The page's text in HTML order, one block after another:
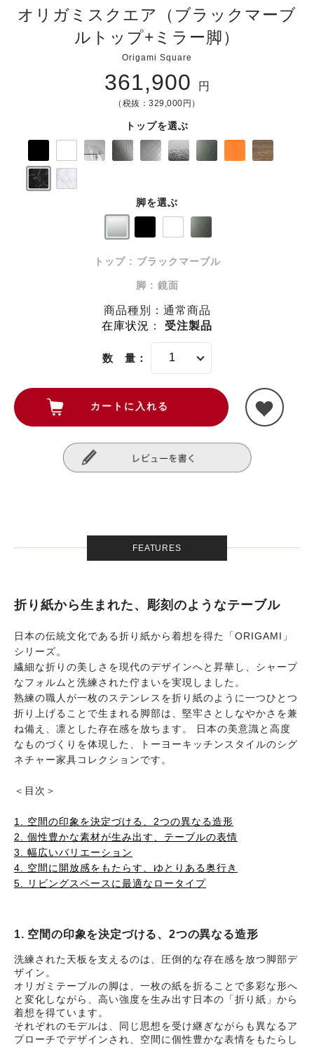
オリガミスクエア（ブラックマーブ
ルトップ+ミラー脚）
Origami Square
361,900 円
（税抜：329,000円）
トップを選ぶ
脚を選ぶ
トップ : ブラックマーブル
脚 : 鏡面
商品種別：通常商品
在庫状況 ： 受注製品
数 量：
FEATURES
折り紙から生まれた、彫刻のようなテーブル
日本の伝統文化である折り紙から着想を得た「ORIGAMI」
シリーズ。
繊細な折りの美しさを現代のデザインへと昇華し、シャープ
なフォルムと洗練された佇まいを実現しました。
熟練の職人が一枚のステンレスを折り紙のように一つひとつ
折り上げることで生まれる脚部は、堅牢さとしなやかさを兼
ね備え、凛とした存在感を放ちます。 日本の美意識と高度
なものづくりを体現した、トーヨーキッチンスタイルのシグ
ネチャー家具コレクションです。
＜目次＞
1. 空間の印象を決定づける、2つの異なる造形
2. 個性豊かな素材が生み出す、テーブルの表情
3. 幅広いバリエーション
4. 空間に開放感をもたらす、ゆとりある奥行き
5. リビングスペースに最適なロータイプ
1. 空間の印象を決定づける、2つの異なる造形
洗練された天板を支えるのは、圧倒的な存在感を放つ脚部デ
ザイン。
オリガミテーブルの脚は、一枚の紙を折ることで多彩な形へ
と変化しながら、高い強度を生み出す日本の「折り紙」から
着想を得ています。
それぞれのモデルは、同じ思想を受け継ぎながらも異なるア
プローチでデザインされ、空間に個性豊かな表情をもたらし